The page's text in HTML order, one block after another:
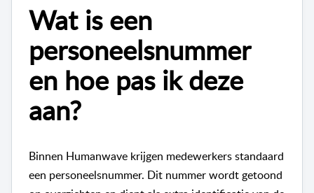
Wat is een
personeelsnummer
en hoe pas ik deze
aan?
Binnen Humanwave krijgen medewerkers standaard
een personeelsnummer. Dit nummer wordt getoond